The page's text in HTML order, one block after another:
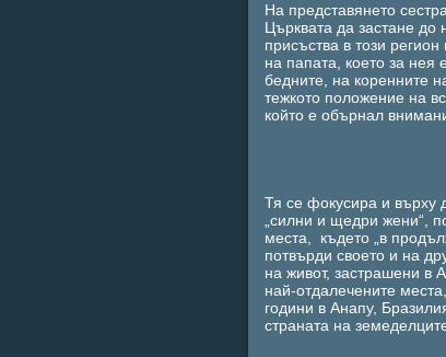
На представянето
Църквата да застане до
присъства в този
на папата, което за нея
бедните, на коренните
тежкото положение на
който е обърнал
Тя се фокусира и върху
„силни и щедри жени“,
места, където „в
потвърди своето и на
на живот, застрашени в
най-отдалечените
години в Анапу,
страната на